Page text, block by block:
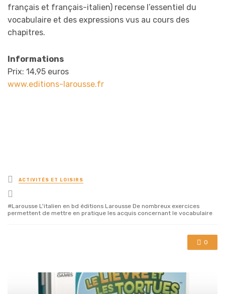
français et français-italien) recense l’essentiel du
vocabulaire et des expressions vus au cours des
chapitres.
Informations
Prix: 14,95 euros
www.editions-larousse.fr
Posted
in
ACTIVITÉS ET LOISIRS
Larousse L'italien en bd éditions Larousse De nombreux exercices
permettent de mettre en pratique les acquis concernant le vocabulaire
0